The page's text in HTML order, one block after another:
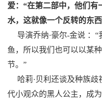
爱：“在第二部中，他们
水，这就像一个反转的东
导演乔纳·豪尔-金说 ：
鱼，所以我们也可以以某
节。”
哈莉·贝利还谈及种族
代小观众的黑人公主，成为